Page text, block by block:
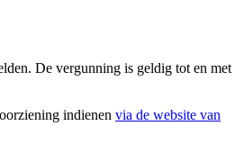
De vergunning is geldig tot en met
indienen via de website van